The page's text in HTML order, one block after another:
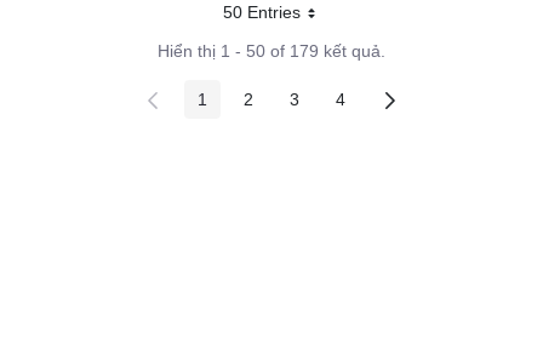
50 EntriesMỗi trang
Hiển thị 1 - 50 of 179 kết quả.
Các trang trên cổng
1 Các trang trên cổng
2 Các trang trên cổng
3 Các trang trên cổng
4